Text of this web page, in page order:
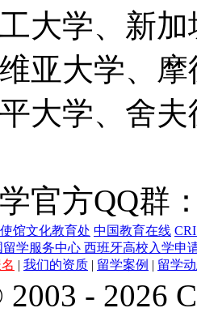
大学、新
亚大学、
大学、舍
官方QQ群
馆文化教育处 中国教育在线
留学服务中心 西班牙高校入学申
| 我们的资质 | 留学案例 | 留学
- 2026